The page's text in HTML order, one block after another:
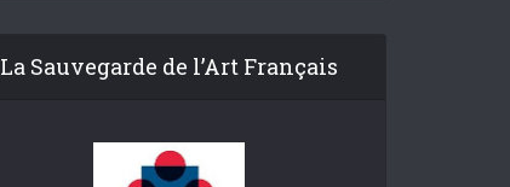
La Sauvegarde de l’Art Français